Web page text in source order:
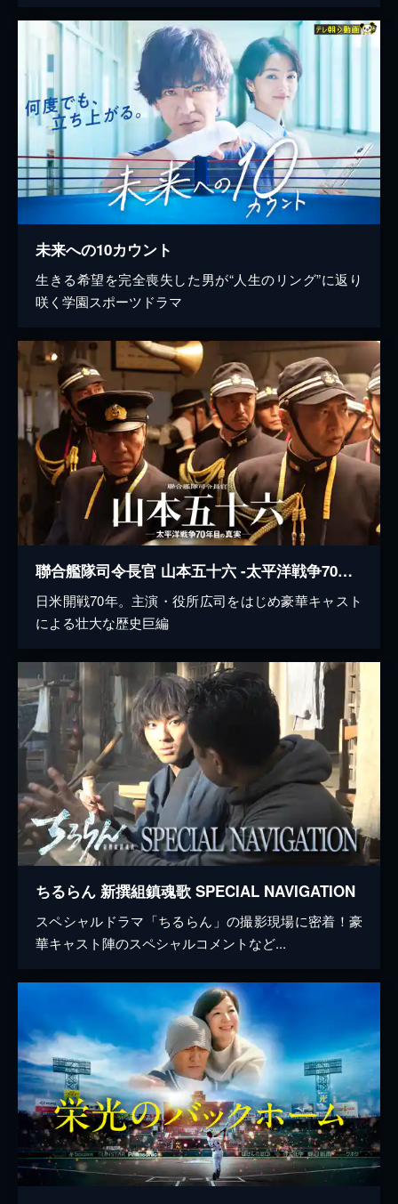
未来への10カウント
生きる希望を完全喪失した男が“人生のリング”に返り
咲く学園スポーツドラマ
聯合艦隊司令長官 山本五十六 -太平洋戦争70年目の真実-
日米開戦70年。主演・役所広司をはじめ豪華キャスト
による壮大な歴史巨編
ちるらん 新撰組鎮魂歌 SPECIAL NAVIGATION
スペシャルドラマ「ちるらん」の撮影現場に密着！豪
華キャスト陣のスペシャルコメントなど...